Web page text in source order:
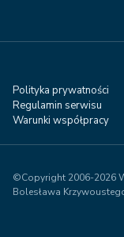
Polityka prywatności
Regulamin serwisu
Warunki współpracy
©Copyright 2006-2026
Bolesława